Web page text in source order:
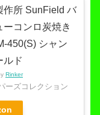
作所 SunField バ
ーコンロ炭焼き
450(S) シャン
ルド
Rinker
ーズコレクション